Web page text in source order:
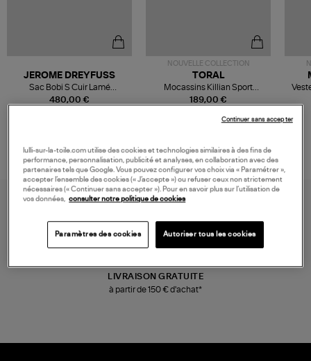
480,00 €
JEROME DREYFUSS
Sac Bobi S Cuir Lamé
Champagne
NOUVELLE COLLECTION
189,00 €
TORAL
Mocassins Killian Sport
Mousse
LIVRAISON GRATUITE
à partir de 150 € d'achat*
lulli-sur-la-toile.com utilise des cookies et technologies similaires à des fins de
performance, personnalisation, publicité et analyses, en collaboration avec des
partenaires tels que Google. Vous pouvez configurer vos choix via « Paramétrer »,
accepter l’ensemble des cookies (« J’accepte ») ou refuser ceux non strictement
nécessaires (« Continuer sans accepter »). Pour en savoir plus sur l’utilisation de
vos données,
consulter notre politique de cookies
Paramètres des cookies Autoriser tous les cookies
Continuer sans accepter